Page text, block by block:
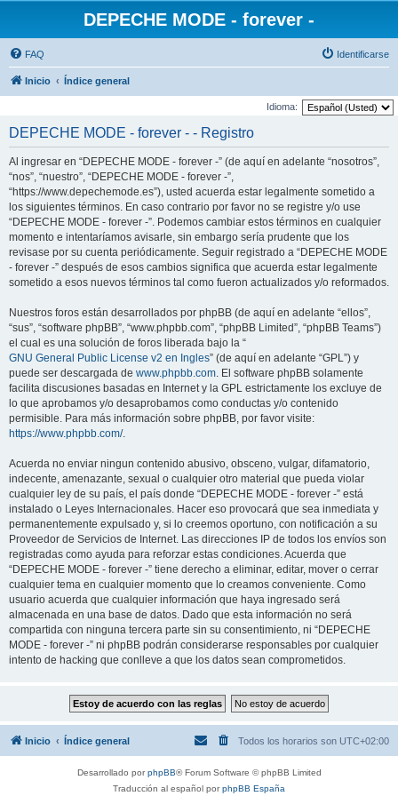
DEPECHE MODE - forever -
FAQ Identificarse
Inicio Índice general
Idioma:
DEPECHE MODE - forever - - Registro
Al ingresar en “DEPECHE MODE - forever -” (de aquí en adelante “nosotros”,
“nos”, “nuestro”, “DEPECHE MODE - forever -”,
“https://www.depechemode.es”), usted acuerda estar legalmente sometido a
los siguientes términos. En caso contrario por favor no se registre y/o use
“DEPECHE MODE - forever -”. Podemos cambiar estos términos en cualquier
momento e intentaríamos avisarle, sin embargo sería prudente que los
revisase por su cuenta periódicamente. Seguir registrado a “DEPECHE MODE
- forever -” después de esos cambios significa que acuerda estar legalmente
sometido a esos nuevos términos tal como fueron actualizados y/o reformados.
Nuestros foros están desarrollados por phpBB (de aquí en adelante “ellos”,
“sus”, “software phpBB”, “www.phpbb.com”, “phpBB Limited”, “phpBB Teams”)
el cual es una solución de foros liberada bajo la “
GNU General Public License v2 en Ingles” (de aquí en adelante “GPL”) y
puede ser descargada de www.phpbb.com. El software phpBB solamente
facilita discusiones basadas en Internet y la GPL estrictamente los excluye de
lo que aprobamos y/o desaprobamos como conductas y/o contenido
permisible. Para más información sobre phpBB, por favor visite:
https://www.phpbb.com/.
Acuerda no enviar ningun contenido abusivo, obsceno, vulgar, difamatorio,
indecente, amenazante, sexual o cualquier otro material que pueda violar
cualquier ley de su país, el país donde “DEPECHE MODE - forever -” está
instalado o Leyes Internacionales. Hacer eso provocará que sea inmediata y
permanentemente expulsado y, si lo creemos oportuno, con notificación a su
Proveedor de Servicios de Internet. Las direcciones IP de todos los envíos son
registradas como ayuda para reforzar estas condiciones. Acuerda que
“DEPECHE MODE - forever -” tiene derecho a eliminar, editar, mover o cerrar
cualquier tema en cualquier momento que lo creamos conveniente. Como
usuario acuerda que cualquier información que haya ingresado será
almacenada en una base de datos. Dado que esta información no será
compartida con ninguna tercera parte sin su consentimiento, ni “DEPECHE
MODE - forever -” ni phpBB podrán considerarse responsables por cualquier
intento de hacking que conlleve a que los datos sean comprometidos.
Inicio Índice general Todos los horarios son UTC+02:00
Desarrollado porphpBB® Forum Software © phpBB Limited
Traducción al español porphpBB España